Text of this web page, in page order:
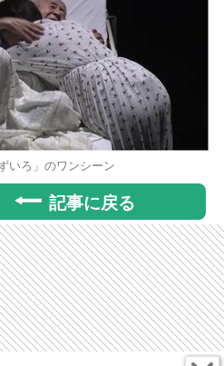
いろ」のワンシーン
記事に戻る